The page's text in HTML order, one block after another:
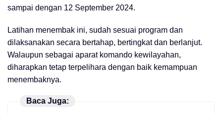
sampai dengan 12 September 2024.
Latihan menembak ini, sudah sesuai program dan
dilaksanakan secara bertahap, bertingkat dan berlanjut.
Walaupun sebagai aparat komando kewilayahan,
diharapkan tetap terpelihara dengan baik kemampuan
menembaknya.
Baca Juga: